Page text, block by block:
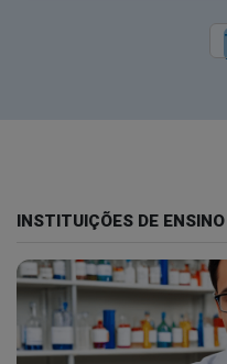
INSTITUIÇÕES DE ENSINO